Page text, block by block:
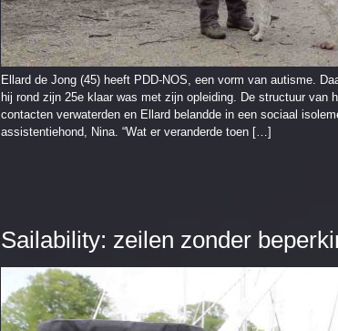
Ellard de Jong (45) heeft PDD-NOS, een vorm van autisme.
hij rond zijn 25e klaar was met zijn opleiding. De structuur van
contacten verwaterden en Ellard belandde in een sociaal
assistentiehond, Nina. “Wat er veranderde toen […]
Sailability: zeilen zonder